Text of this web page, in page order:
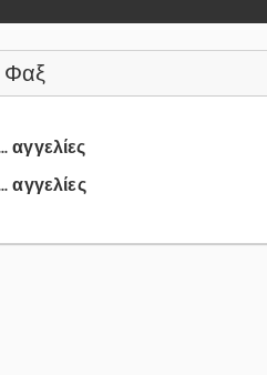
Φαξ
αγγελίες
αγγελίες